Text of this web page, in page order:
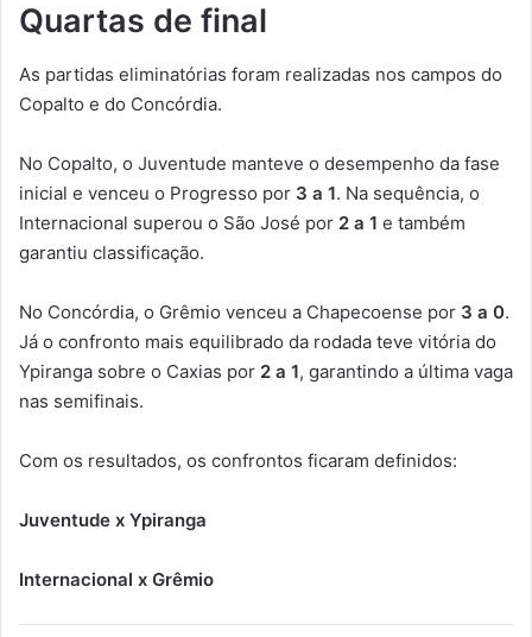
Quartas de final
As partidas eliminatórias foram realizadas nos campos do
Copalto e do Concórdia.
No Copalto, o Juventude manteve o desempenho da fase
inicial e venceu o Progresso por 3 a 1. Na sequência, o
Internacional superou o São José por 2 a 1 e também
garantiu classificação.
No Concórdia, o Grêmio venceu a Chapecoense por 3 a 0.
Já o confronto mais equilibrado da rodada teve vitória do
Ypiranga sobre o Caxias por 2 a 1, garantindo a última vaga
nas semifinais.
Com os resultados, os confrontos ficaram definidos:
Juventude x Ypiranga
Internacional x Grêmio